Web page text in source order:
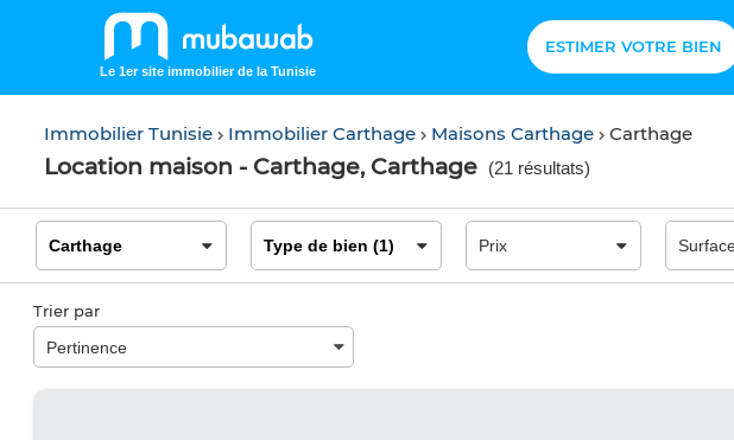
Le 1er site immobilier de la Tunisie
ESTIMER VOTRE BIEN
Immobilier Tunisie Immobilier Carthage Maisons Carthage Carthage
Location maison - Carthage, Carthage (21 résultats)
Trier par